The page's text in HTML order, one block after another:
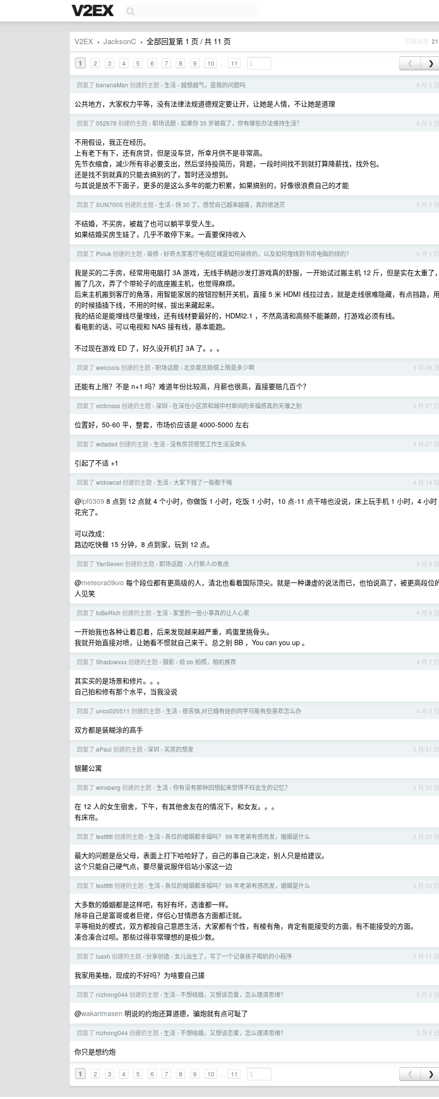
V2EX › JacksonC › 全部回复第 1 页 / 共 11 页 回复总数
1 2 3 4 5 6 7 8 9 10 ... 11 ❮ ❯
6 月 5 日
回复了 bananaMan 创建的主题 › 生活 › 越想越气，是我的问题吗
公共地方，大家权力平等，没有法律法规道德规定要让开，让她是人情，不让她是道理
6 月 5 日
回复了 052678 创建的主题 › 职场话题 › 如果你 35 岁被裁了，你有哪些办法维持生活？
不用假设，我正在经历。
上有老下有下，还有房贷，但是没车贷，所幸月供不是非常高。
先节衣缩食，减少所有非必要支出，然后坚持投简历，背题，一段时间找不到就打算降薪找，找外包。
还是找不到就真的只能去搞别的了，暂时还没想到。
与其说是放不下面子，更多的是这么多年的能力积累，如果搞别的，好像很浪费自己的才能
6 月 3 日
回复了 SUN700S创建的主题 › 生活 › 快 30 了，感觉自己越来越废，真的很迷茫
不结婚，不买房，被裁了也可以躺平享受人生。
如果结婚买房生娃了，几乎不敢停下来。一直要保持收入
6 月 1 日
回复了 Poluk创建的主题 › 装修 › 好奇大家客厅电视区域是如何装修的，以及如何埋线到书房电脑的线的？
我是买的二手房，经常用电脑打 3A 游戏，无线手柄趟沙发打游戏真的舒服，一开始试过搬主机 12 斤，但是实在太重了，
搬了几次，弄了个带轮子的底座搬主机，也觉得麻烦。
后来主机搬到客厅的角落，用智能家居的按钮控制开关机，直接 5 米 HDMI 线拉过去，就是走线很难隐藏，有点挡路，用
的时候插插下线，不用的时候，拔出来藏起来。
我的结论是能埋线尽量埋线，还有线材要最好的，HDMI2.1 ，不然高清和高频不能兼顾，打游戏必须有线。
看电影的话，可以电视和 NAS 接有线，基本能跑。
不过现在游戏 ED 了，好久没开机打 3A 了。。。
5 月 28 日
回复了 weicools创建的主题 › 职场话题 › 北京裁员赔偿上限是多少啊
还能有上限？不是 n+1 吗？难道年份比较高，月薪也很高，直接要赔几百个？
5 月 27 日
回复了 victimsss创建的主题 › 深圳 › 在深住小区房和城中村单间的幸福感真的天壤之别
位置好，50-60 平，整套，市场价应该是 4000-5000 左右
4 月 27 日
回复了 wdadad 创建的主题 › 生活 › 没有房贷感觉工作生活没奔头
引起了不适 +1
4 月 14 日
回复了 widowcat创建的主题 › 生活 › 大家下班了一般都干啥
@lpf0309 8 点到 12 点就 4 个小时，你做饭 1 小时，吃饭 1 小时，10 点-11 点干啥也没说，床上玩手机 1 小时，4 小时
花完了。
可以改成：
路边吃快餐 15 分钟，8 点到家，玩到 12 点。
4 月 8 日
回复了 YanSeven 创建的主题 › 职场话题 › 入行新人の焦虑
@meteora0tkvo 每个段位都有更高级的人，清北也看着国际顶尖。就是一种谦虚的说法而已，也怕说高了，被更高段位
人见笑
4 月 8 日
回复了 toBeRich 创建的主题 › 生活 › 家里的一些小事真的让人心累
一开始我也各种让着忍着，后来发现越来越严重，鸡蛋里挑骨头。
我就开始直接对喷，让她看不惯就自己来干。总之别 BB ，You can you up 。
4 月 7 日
回复了 Shadowxxx创建的主题 › 摄影 › 给 bb 拍照，相机推荐
其实买的是场景和修片。。。
自己拍和修有那个水平，当我没说
4 月 3 日
回复了 unco020511 创建的主题 › 生活 › 很苦恼,对已婚有娃的同学可能有些喜欢怎么办
双方都是装糊涂的高手
3 月 31 日
回复了 aPaul 创建的主题 › 深圳 › 买房的想发
银麓公寓
3 月 30 日
回复了 winxberg 创建的主题 › 生活 › 你有没有那种回想起来觉得不枉此生的记忆？
在 12 人的女生宿舍，下午，有其他舍友在的情况下，和女友。。。
有床帘。
3 月 26 日
回复了 testttttt创建的主题 › 生活 › 各位的婚姻都幸福吗？ 99 年老弟有感而发，婚姻是什么
最大的问题是岳父母，表面上打下哈哈好了，自己的事自己决定，别人只是给建议。
这个只能自己硬气点，要尽量说服伴侣站小家这一边
3 月 26 日
回复了 testttttt创建的主题 › 生活 › 各位的婚姻都幸福吗？ 99 年老弟有感而发，婚姻是什么
大多数的婚姻都是这样吧，有好有坏，选谁都一样。
除非自己是富哥或者巨佬，伴侣心甘情愿各方面都迁就。
平等相处的模式，双方都按自己意愿生活，大家都有个性，有棱有角，肯定有能接受的方面，有不能接受的方面。
凑合凑合过呗。那些过得非常理想的是极少数。
3 月 11 日
回复了 lusxh 创建的主题 › 分享创造 › 女儿出生了，写了一个记录孩子喝奶的小程序
我家用美柚，现成的不好吗？为啥要自己搓
3 月 6 日
回复了 nizhong044创建的主题 › 生活 › 不想结婚，又想谈恋爱，怎么理清思绪？
@wakarimasen 明说的约炮还算道德，骗炮就有点可耻了
3 月 6 日
回复了 nizhong044创建的主题 › 生活 › 不想结婚，又想谈恋爱，怎么理清思绪？
你只是想约炮
1 2 3 4 5 6 7 8 9 10 ... 11 ❮ ❯